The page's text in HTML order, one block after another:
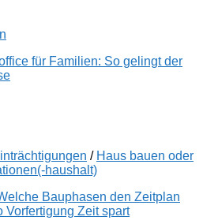
für Familien: So gelingt der
/ Haus bauen oder
haushalt)
Bauphasen den Zeitplan
Vorfertigung Zeit spart